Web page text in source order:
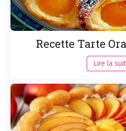
Recette Tarte
Lire la